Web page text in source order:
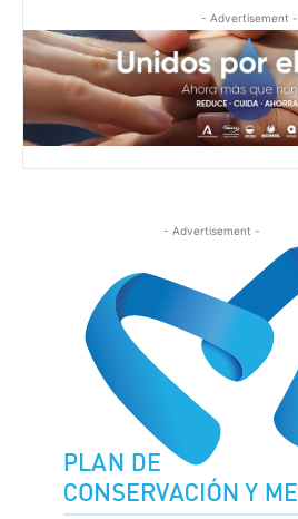
- Advertisement -
- Advertisement -